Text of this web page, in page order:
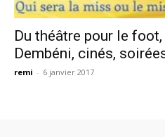
Du théâtre pour le
Dembéni, cinés,
remi - 6 janvier 2017